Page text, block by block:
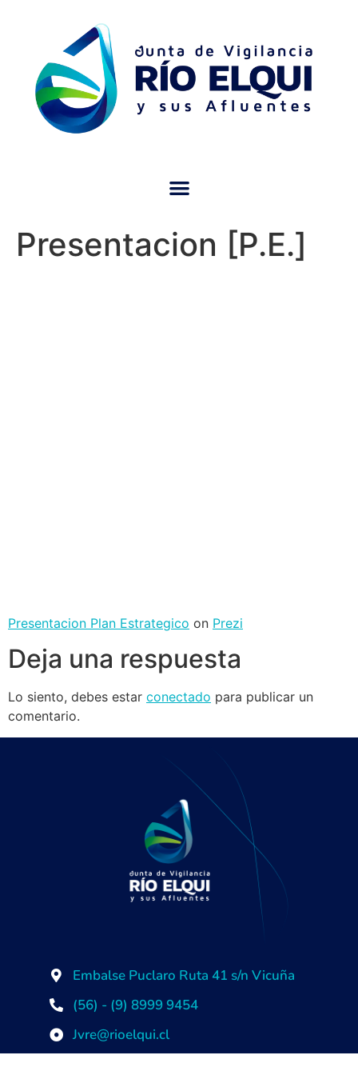
Presentacion [P.E.]
Presentacion Plan Estrategico on Prezi
Deja una respuesta
Lo siento, debes estar conectado para publicar un
comentario.
Embalse Puclaro Ruta 41 s/n Vicuña
(56) - (9) 8999 9454
Jvre@rioelqui.cl